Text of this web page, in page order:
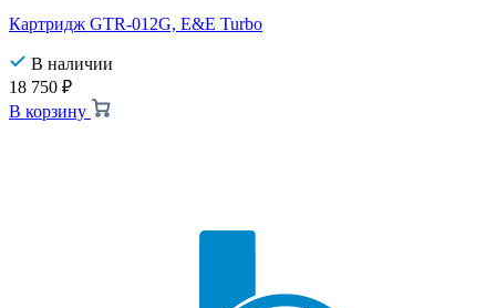
Картридж GTR-012G, E&E Turbo
В наличии
18 750 ₽
В корзину